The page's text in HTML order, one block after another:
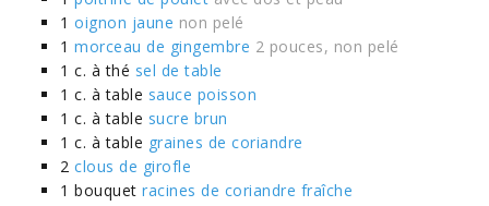
1 oignon jaune non pelé
1 morceau de gingembre 2 pouces, non pelé
1 c. à thé sel de table
1 c. à table sauce poisson
1 c. à table sucre brun
1 c. à table graines de coriandre
2 clous de girofle
1 bouquet racines de coriandre fraîche